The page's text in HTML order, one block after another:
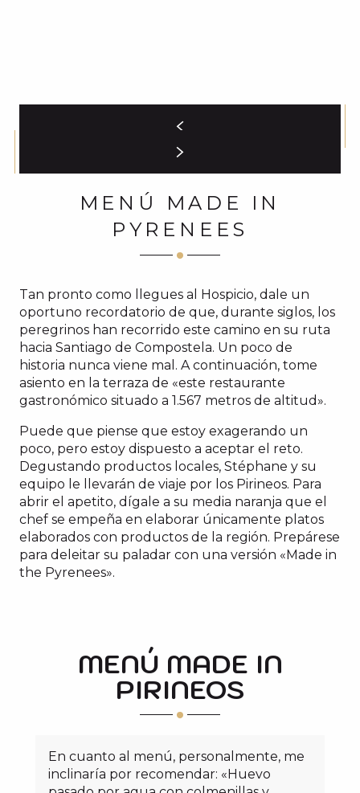
MENÚ MADE IN
PYRENEES
Tan pronto como llegues al Hospicio, dale un
oportuno recordatorio de que, durante siglos, los
peregrinos han recorrido este camino en su ruta
hacia Santiago de Compostela. Un poco de
historia nunca viene mal. A continuación, tome
asiento en la terraza de «este restaurante
gastronómico situado a 1.567 metros de altitud».
Puede que piense que estoy exagerando un
poco, pero estoy dispuesto a aceptar el reto.
Degustando productos locales, Stéphane y su
equipo le llevarán de viaje por los Pirineos. Para
abrir el apetito, dígale a su media naranja que el
chef se empeña en elaborar únicamente platos
elaborados con productos de la región. Prepárese
para deleitar su paladar con una versión «Made in
the Pyrenees».
MENÚ MADE IN
PIRINEOS
En cuanto al menú, personalmente, me
inclinaría por recomendar: «Huevo